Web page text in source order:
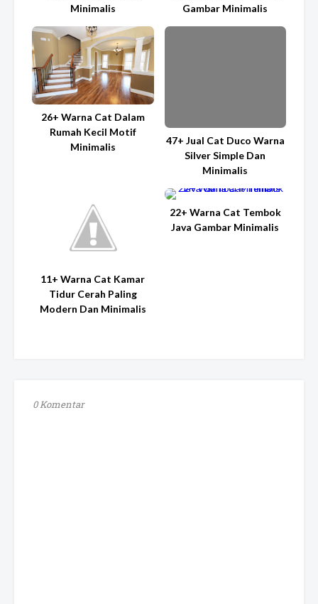
Minimalis
Gambar Minimalis
26+ Warna Cat Dalam
Rumah Kecil Motif
Minimalis
47+ Jual Cat Duco Warna
Silver Simple Dan
Minimalis
11+ Warna Cat Kamar
Tidur Cerah Paling
Modern Dan Minimalis
22+ Warna Cat Tembok
Java Gambar Minimalis
0 Komentar